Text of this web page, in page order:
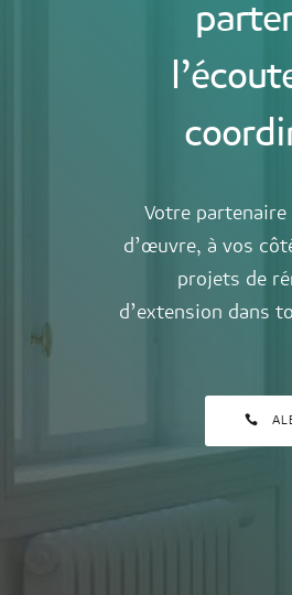
Votre
d’œuvre, à vos
projets de
d’extension dans